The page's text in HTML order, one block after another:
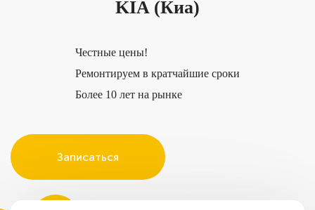
KIA (Киа)
Честные цены!
Ремонтируем в кратчайшие сроки
Более 10 лет на рынке
Записаться